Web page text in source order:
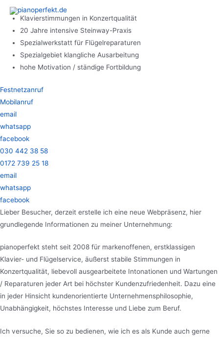
Zum
Inhalt
springen
Klavierstimmungen in Konzertqualität
20 Jahre intensive Steinway-Praxis
Spezialwerkstatt für Flügelreparaturen
Spezialgebiet klangliche Ausarbeitung
hohe Motivation / ständige Fortbildung
Festnetzanruf
Mobilanruf
email
whatsapp
facebook
030 442 38 58
0172 739 25 18
email
whatsapp
facebook
Lieber Besucher, derzeit erstelle ich eine neue Webpräsenz, hier
grundlegende Informationen zu meiner Unternehmung:
pianoperfekt steht seit 2008 für markenoffenen, erstklassigen
Klavier- und Flügelservice, äußerst stabile Stimmungen in
Konzertqualität, liebevoll ausgearbeitete Intonationen und Wartungen
/ Reparaturen jeder Art bei höchster Kundenzufriedenheit. Dazu eine
in jeder Hinsicht kundenorientierte Unternehmensphilosophie,
Unabhängigkeit, höchstes Interesse und Liebe zum Beruf.
Ich versuche, Sie so zu bedienen, wie ich es als Kunde auch gerne